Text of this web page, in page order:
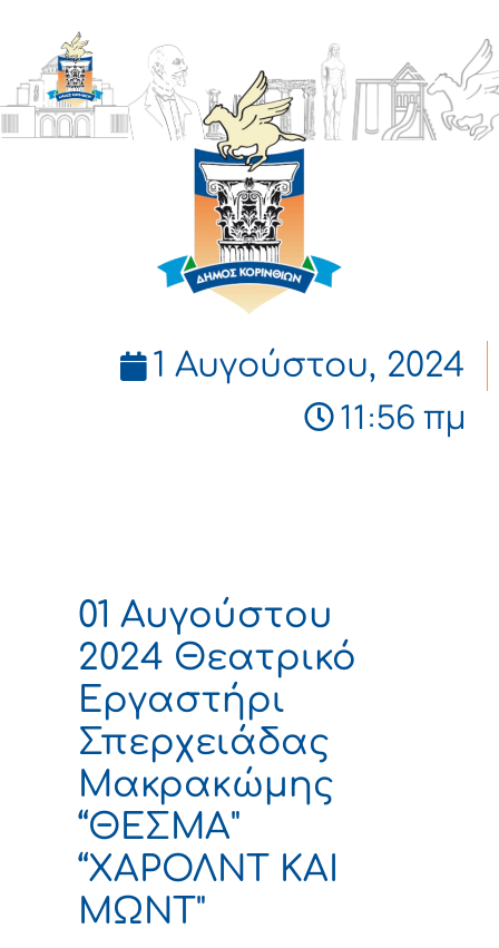
ΔΗΜΟΣ
ΚΟΡΙΝΘΙΩΝ
1 Αυγούστου, 2024
11:56 πμ
01 Αυγούστου
2024 Θεατρικό
Εργαστήρι
Σπερχειάδας
Μακρακώμης
“ΘΕΣΜΑ"
“ΧΑΡΟΛΝΤ ΚΑΙ
ΜΩΝΤ"